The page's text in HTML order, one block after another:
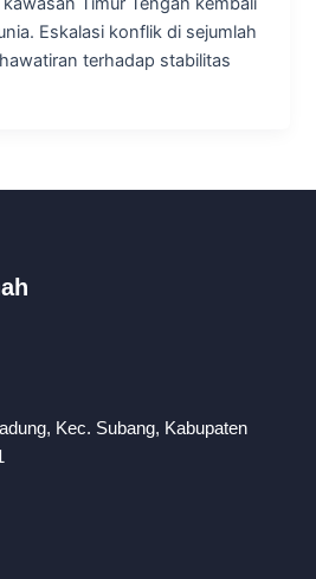
Eskalasi konflik di sejumlah
terhadap stabilitas
Kec. Subang, Kabupaten